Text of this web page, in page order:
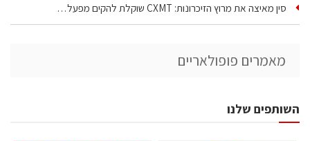
סין מאיצה את מרוץ הזיכרונות: CXMT שוקלת להקים מפעל…
מאמרים פופולאריים
השותפים שלנו